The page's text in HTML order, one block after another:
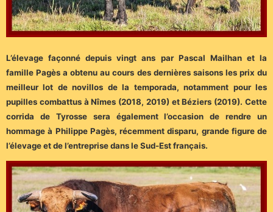
L’élevage façonné depuis vingt ans par Pascal Mailhan et la
famille Pagès a obtenu au cours des dernières saisons les prix du
meilleur lot de novillos de la temporada, notamment pour les
pupilles combattus à Nîmes (2018, 2019) et Béziers (2019). Cette
corrida de Tyrosse sera également l’occasion de rendre un
hommage à Philippe Pagès, récemment disparu, grande figure de
l’élevage et de l’entreprise dans le Sud-Est français.